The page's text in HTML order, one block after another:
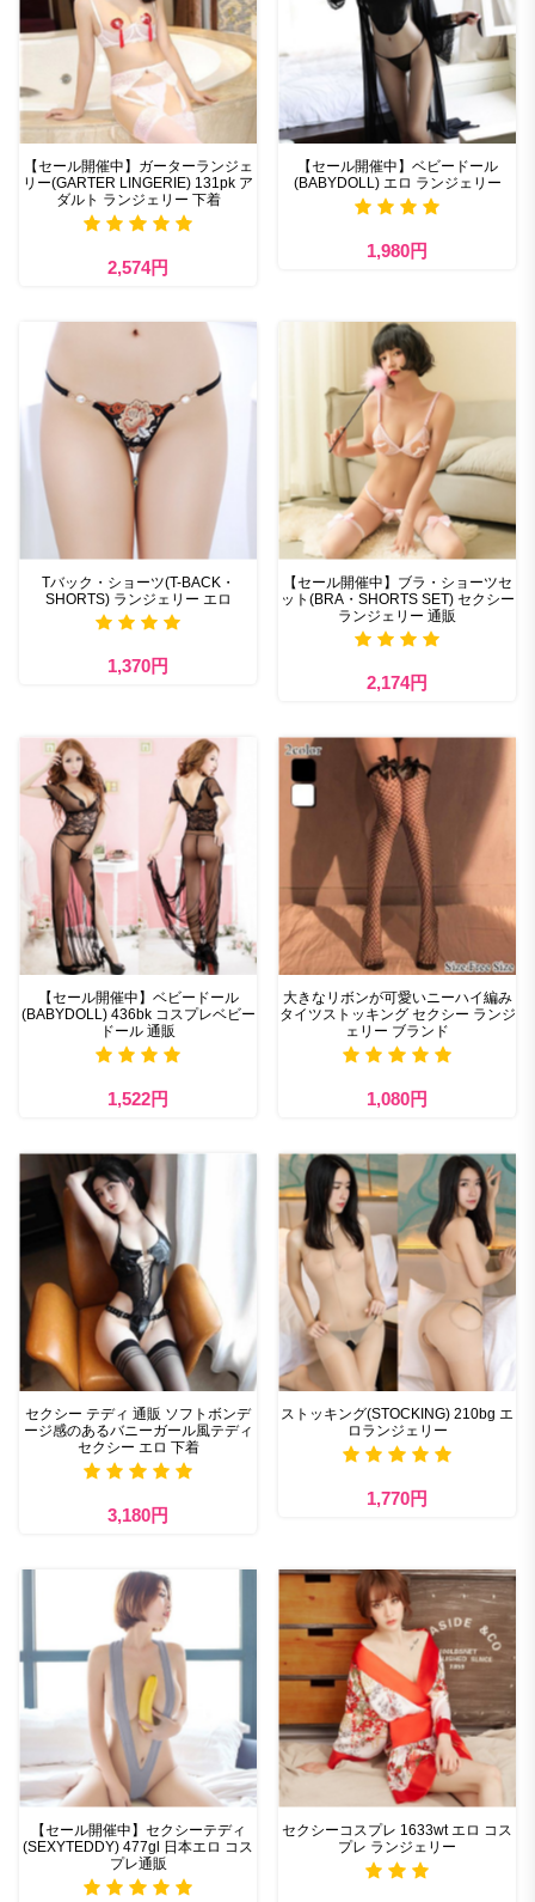
【セール開催中】ガーターランジェ
リー(GARTER LINGERIE) 131pk ア
ダルト ランジェリー 下着
2,574円
【セール開催中】ベビードール
(BABYDOLL) エロ ランジェリー
1,980円
Tバック・ショーツ(T-BACK・
SHORTS) ランジェリー エロ
1,370円
【セール開催中】ブラ・ショーツセ
ット(BRA・SHORTS SET) セクシー
ランジェリー 通販
2,174円
【セール開催中】ベビードール
(BABYDOLL) 436bk コスプレベビー
ドール 通販
1,522円
大きなリボンが可愛いニーハイ編み
タイツストッキング セクシー ランジ
ェリー ブランド
1,080円
セクシー テディ 通販​ ソフトボンデ
ージ感のあるバニーガール風テディ
セクシー エロ 下着
3,180円
ストッキング(STOCKING) 210bg エ
ロランジェリー
1,770円
【セール開催中】セクシーテディ
(SEXYTEDDY) 477gl 日本エロ コス
プレ通販
セクシーコスプレ 1633wt エロ コス
プレ ランジェリー